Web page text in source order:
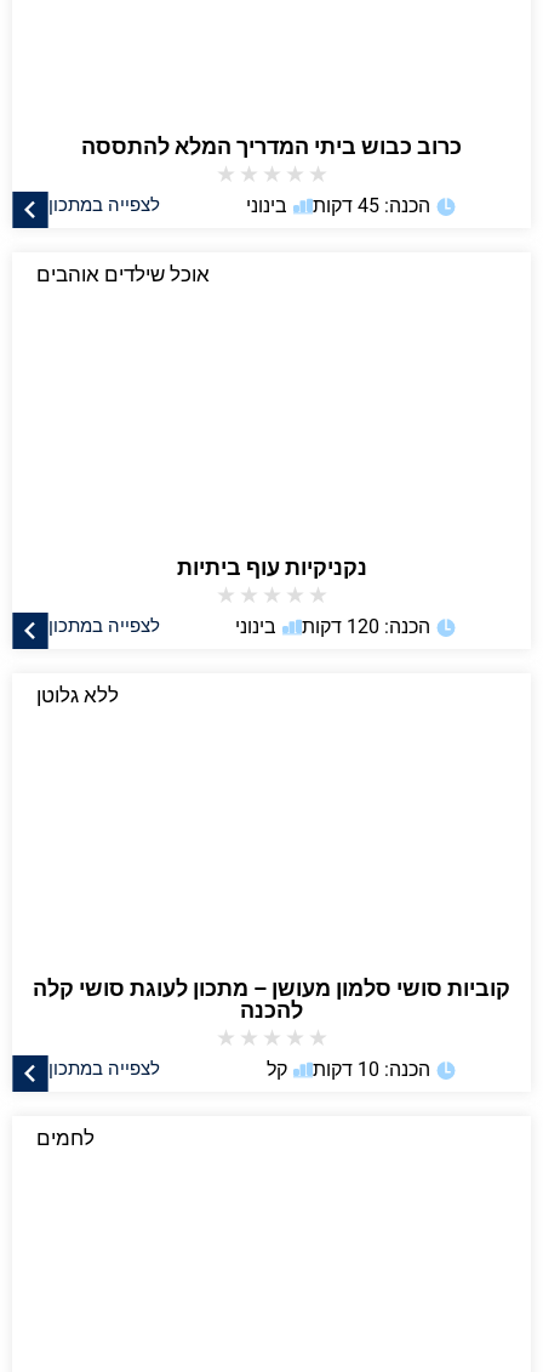
כרוב כבוש ביתי המדריך המלא להתססה
★
★
★
★
★
לצפייה במתכון הכנה: 45 דקות בינוני
אוכל שילדים אוהבים
נקניקיות עוף ביתיות
★
★
★
★
★
לצפייה במתכון הכנה: 120 דקות בינוני
ללא גלוטן
קוביות סושי סלמון מעושן – מתכון לעוגת סושי קלה
להכנה
★
★
★
★
★
לצפייה במתכון הכנה: 10 דקות קל
לחמים